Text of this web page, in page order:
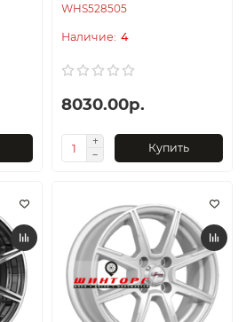
WHS528505
4
8030.00р.
Купить